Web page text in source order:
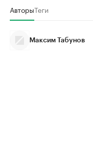
АвторыТеги
Максим Табунов